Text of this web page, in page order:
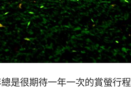
是很期待一年一次的賞螢行程